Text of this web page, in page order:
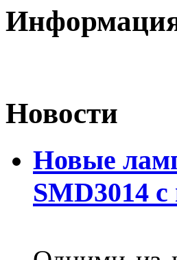
Новости
Новые
SMD3014